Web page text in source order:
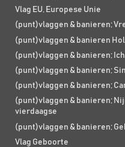
Vlag EU, Europese Unie
(punt)vlaggen & banieren;
(punt)vlaggen & banieren
(punt)vlaggen & banieren;
(punt)vlaggen & banieren;
(punt)vlaggen & banieren;
(punt)vlaggen & banieren;
vierdaagse
(punt)vlaggen & banieren;
Vlag Geboorte